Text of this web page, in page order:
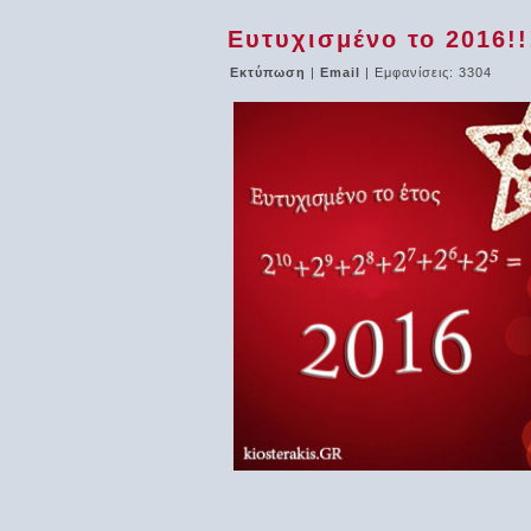
Ευτυχισμένο το
Εκτύπωση | Email | Εμφανίσεις: 3304